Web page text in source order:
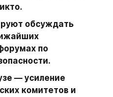
обсуждать
по
— усиление
комитетов и